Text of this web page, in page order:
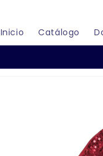
Inicio Catálogo